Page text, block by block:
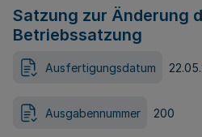
Satzung zur Änderung
Betriebssatzung
Ausfertigungsdatum
Ausgabennummer 200